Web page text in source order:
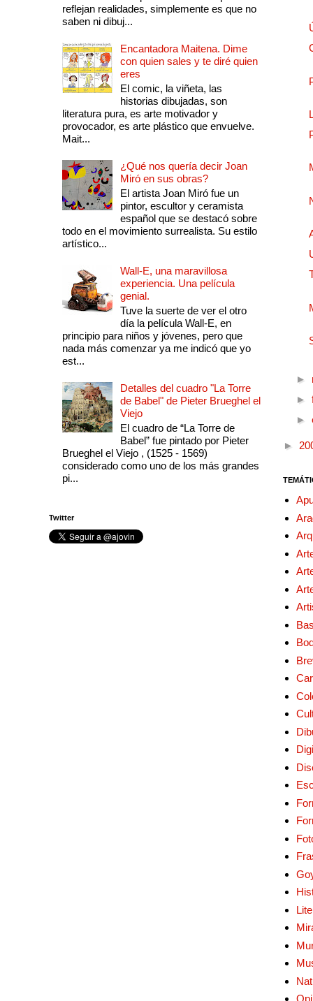
reflejan realidades, simplemente es que no
saben ni dibuj...
Encantadora Maitena. Dime
con quien sales y te diré quien
eres
El comic, la viñeta, las
historias dibujadas, son
literatura pura, es arte motivador y
provocador, es arte plástico que envuelve.
Mait...
¿Qué nos quería decir Joan
Miró en sus obras?
El artista Joan Miró fue un
pintor, escultor y ceramista
español que se destacó sobre
todo en el movimiento surrealista. Su estilo
artístico...
Wall-E, una maravillosa
experiencia. Una película
genial.
Tuve la suerte de ver el otro
día la película Wall-E, en
principio para niños y jóvenes, pero que
nada más comenzar ya me indicó que yo
est...
Detalles del cuadro "La Torre
de Babel" de Pieter Brueghel el
Viejo
El cuadro de “La Torre de
Babel” fue pintado por Pieter
Brueghel el Viejo , (1525 - 1569)
considerado como uno de los más grandes
pi...
Twitter
►
►
►
►